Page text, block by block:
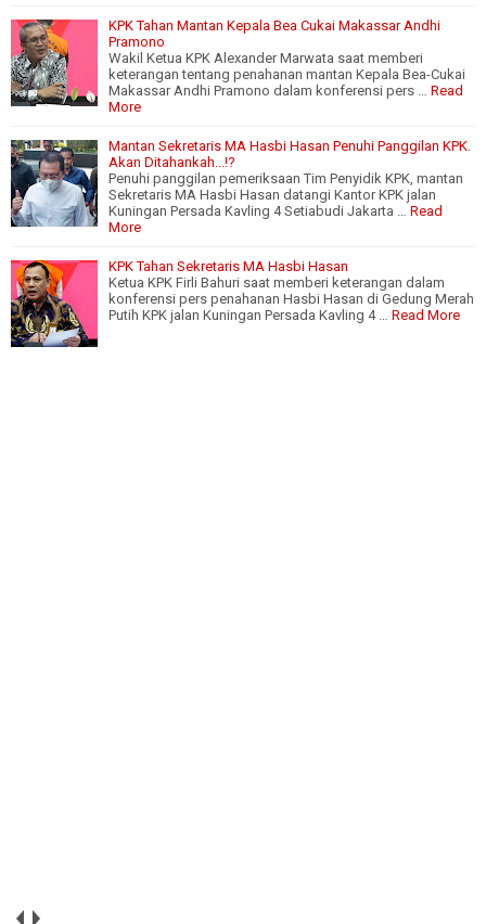
KPK Tahan Mantan Kepala Bea Cukai Makassar Andhi
Pramono
Wakil Ketua KPK Alexander Marwata saat memberi
keterangan tentang penahanan mantan Kepala Bea-Cukai
Makassar Andhi Pramono dalam konferensi pers …
Read
More
Mantan Sekretaris MA Hasbi Hasan Penuhi Panggilan KPK.
Akan Ditahankah...!?
Penuhi panggilan pemeriksaan Tim Penyidik KPK, mantan
Sekretaris MA Hasbi Hasan datangi Kantor KPK jalan
Kuningan Persada Kavling 4 Setiabudi Jakarta …
Read
More
KPK Tahan Sekretaris MA Hasbi Hasan
Ketua KPK Firli Bahuri saat memberi keterangan dalam
konferensi pers penahanan Hasbi Hasan di Gedung Merah
Putih KPK jalan Kuningan Persada Kavling 4 …
Read More